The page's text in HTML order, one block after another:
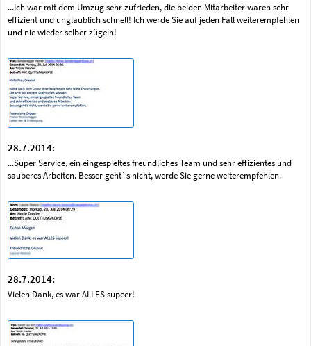
...Ich war mit dem Umzug sehr zufrieden, die beiden Mitarbeiter waren sehr
effizient und unglaublich schnell! Ich werde Sie auf jeden Fall weiterempfehlen
und nie wieder selber zügeln!
28.7.2014:
...Super Service, ein eingespieltes freundliches Team und sehr effizientes und
sauberes Arbeiten. Besser geht`s nicht, werde Sie gerne weiterempfehlen.
28.7.2014:
Vielen Dank, es war ALLES supeer!